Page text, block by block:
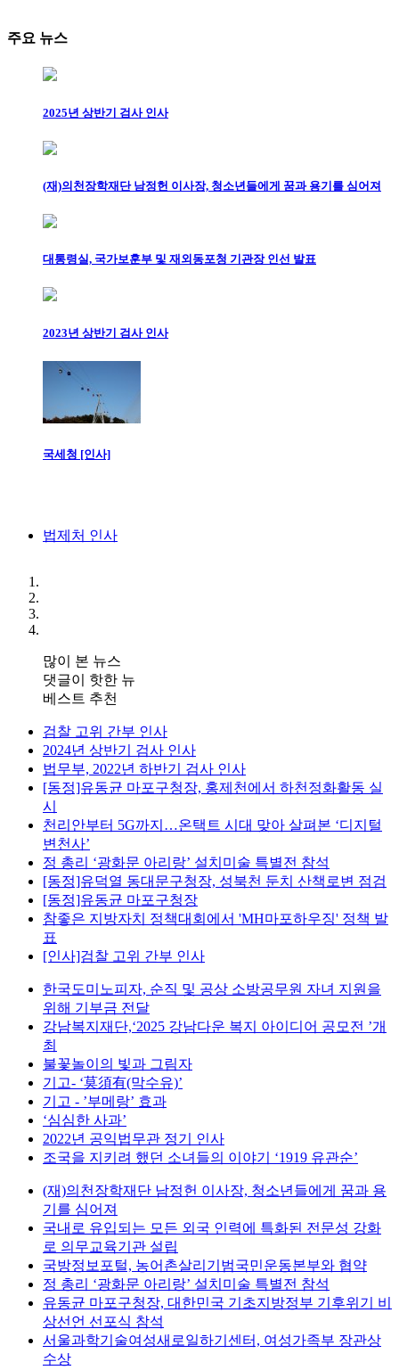
주요 뉴스
2025년 상반기 검사 인사
(재)의천장학재단 남정헌 이사장, 청소년들에게 꿈과 용기를 심어져
대통령실, 국가보훈부 및 재외동포청 기관장 인선 발표
2023년 상반기 검사 인사
국세청 [인사]
법제처 인사
많이 본 뉴스
댓글이 핫한 뉴
베스트 추천
검찰 고위 간부 인사
2024년 상반기 검사 인사
법무부, 2022년 하반기 검사 인사
[동정]유동균 마포구청장, 홍제천에서 하천정화활동 실
시
천리안부터 5G까지…온택트 시대 맞아 살펴본 ‘디지털
변천사’
정 총리 ‘광화문 아리랑’ 설치미술 특별전 참석
[동정]유덕열 동대문구청장, 성북천 둔치 산책로변 점검
[동정]유동균 마포구청장
참좋은 지방자치 정책대회에서 'MH마포하우징' 정책 발
표
[인사]검찰 고위 간부 인사
한국도미노피자, 순직 및 공상 소방공무원 자녀 지원을
위해 기부금 전달
강남복지재단,‘2025 강남다운 복지 아이디어 공모전 ’개
최
불꽃놀이의 빛과 그림자
기고- ‘莫須有(막수유)’
기고 - ’부메랑’ 효과
‘심심한 사과’
2022년 공익법무관 정기 인사
조국을 지키려 했던 소녀들의 이야기 ‘1919 유관순’
(재)의천장학재단 남정헌 이사장, 청소년들에게 꿈과 용
기를 심어져
국내로 유입되는 모든 외국 인력에 특화된 전문성 강화
로 의무교육기관 설립
국방정보포털, 농어촌살리기범국민운동본부와 협약
정 총리 ‘광화문 아리랑’ 설치미술 특별전 참석
유동균 마포구청장, 대한민국 기초지방정부 기후위기 비
상선언 선포식 참석
서울과학기술여성새로일하기센터, 여성가족부 장관상
수상